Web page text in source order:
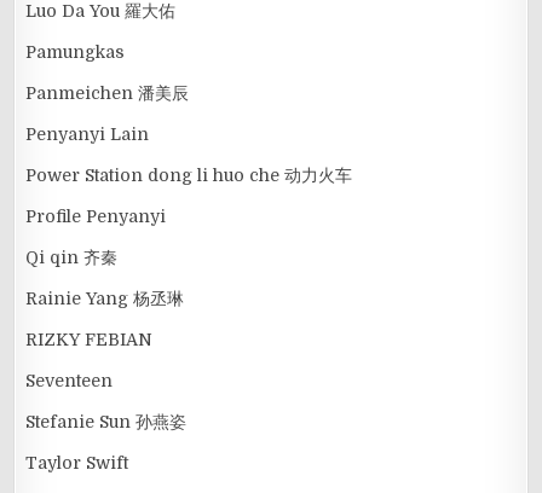
Luo Da You 羅大佑
Pamungkas
Panmeichen 潘美辰
Penyanyi Lain
Power Station dong li huo che 动力火车
Profile Penyanyi
Qi qin 齐秦
Rainie Yang 杨丞琳
RIZKY FEBIAN
Seventeen
Stefanie Sun 孙燕姿
Taylor Swift